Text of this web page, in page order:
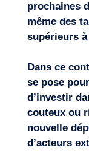
prochaines
même des
supérieurs à
Dans ce
se pose pour
d’investir
couteux ou
nouvelle
d’acteurs